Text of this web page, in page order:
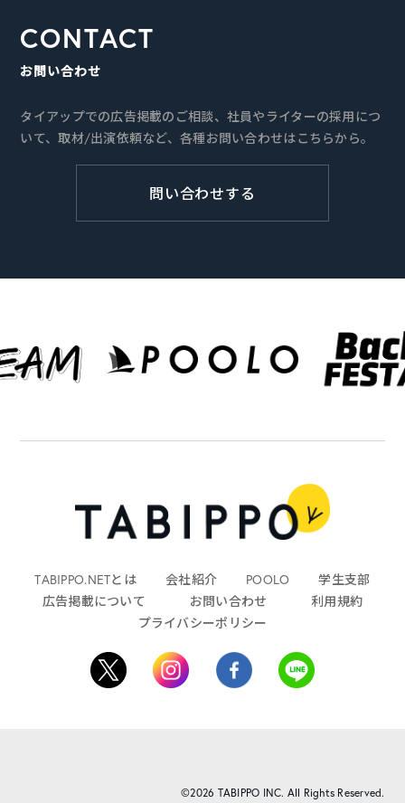
CONTACT
お問い合わせ
タイアップでの広告掲載のご相談、社員やライターの採用につ
いて、取材/出演依頼など、各種お問い合わせはこちらから。
問い合わせする
TABIPPO.NETとは 会社紹介 POOLO
学生支部
広告掲載について
お問い合わせ
利用規約
プライバシーポリシー
©2026 TABIPPO INC. All Rights Reserved.